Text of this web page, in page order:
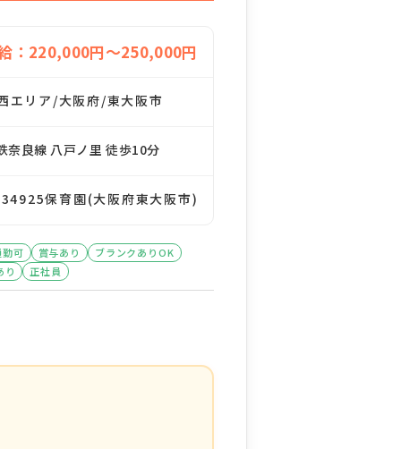
：220,000円～250,000円
エリア/大阪府/東大阪市
奈良線 八戸ノ里 徒歩10分
保育園(大阪府東大阪市)
可 賞与あり
ブランクありOK
り
正社員